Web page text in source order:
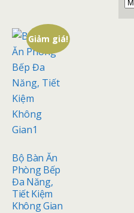
Giảm giá!
Bộ Bàn Ăn
Phòng Bếp
Đa Năng,
Tiết Kiệm
Không Gian